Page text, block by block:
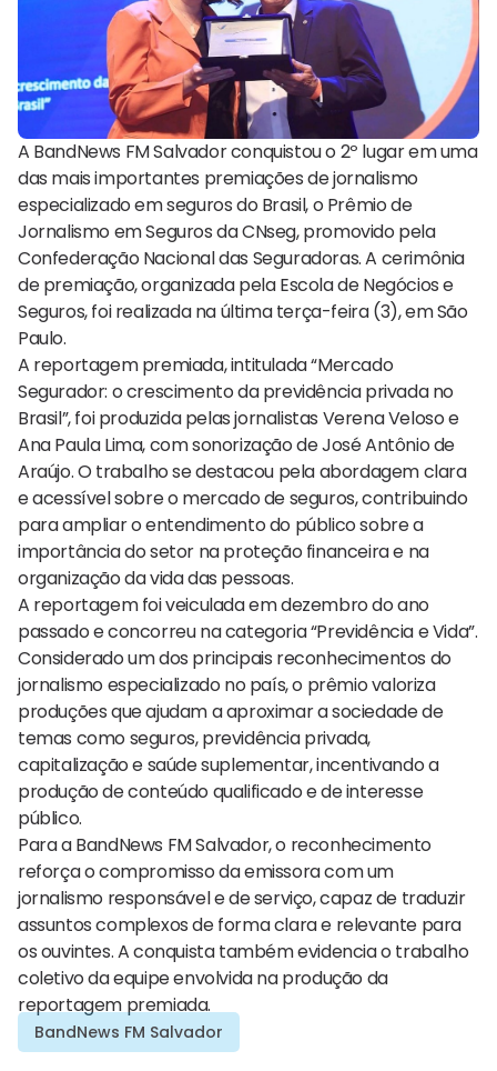
A BandNews FM Salvador conquistou o 2º lugar em uma
das mais importantes premiações de jornalismo
especializado em seguros do Brasil, o Prêmio de
Jornalismo em Seguros da CNseg, promovido pela
Confederação Nacional das Seguradoras. A cerimônia
de premiação, organizada pela Escola de Negócios e
Seguros, foi realizada na última terça-feira (3), em São
Paulo.
A reportagem premiada, intitulada “Mercado
Segurador: o crescimento da previdência privada no
Brasil”, foi produzida pelas jornalistas Verena Veloso e
Ana Paula Lima, com sonorização de José Antônio de
Araújo. O trabalho se destacou pela abordagem clara
e acessível sobre o mercado de seguros, contribuindo
para ampliar o entendimento do público sobre a
importância do setor na proteção financeira e na
organização da vida das pessoas.
A reportagem foi veiculada em dezembro do ano
passado e concorreu na categoria “Previdência e Vida”.
Considerado um dos principais reconhecimentos do
jornalismo especializado no país, o prêmio valoriza
produções que ajudam a aproximar a sociedade de
temas como seguros, previdência privada,
capitalização e saúde suplementar, incentivando a
produção de conteúdo qualificado e de interesse
público.
Para a BandNews FM Salvador, o reconhecimento
reforça o compromisso da emissora com um
jornalismo responsável e de serviço, capaz de traduzir
assuntos complexos de forma clara e relevante para
os ouvintes. A conquista também evidencia o trabalho
coletivo da equipe envolvida na produção da
reportagem premiada.
BandNews FM Salvador